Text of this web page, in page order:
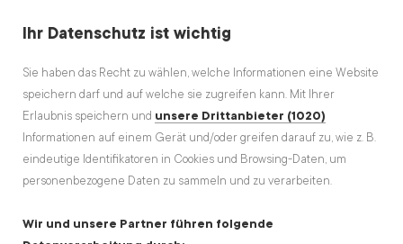
Leberkäse
Ihr Datenschutz ist wichtig
Sie haben das Recht zu wählen, welche Informationen eine Website
speichern darf und auf welche sie zugreifen kann. Mit Ihrer
Erlaubnis speichern und unsere Drittanbieter (1020)
Informationen auf einem Gerät und/oder greifen darauf zu, wie z. B.
eindeutige Identifikatoren in Cookies und Browsing-Daten, um
personenbezogene Daten zu sammeln und zu verarbeiten.
Wir und unsere Partner führen folgende